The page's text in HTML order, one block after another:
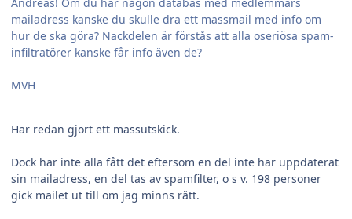
mailadress kanske du skulle dra ett massmail med info om
hur de ska göra? Nackdelen är förstås att alla oseriösa spam-
infiltratörer kanske får info även de?
MVH
Har redan gjort ett massutskick.
Dock har inte alla fått det eftersom en del inte har uppdaterat
sin mailadress, en del tas av spamfilter, o s v. 198 personer
gick mailet ut till om jag minns rätt.